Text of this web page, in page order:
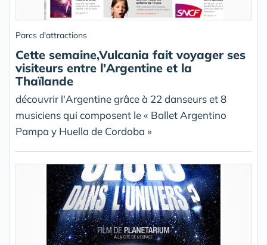
Parcs d'attractions
Cette semaine,Vulcania fait voyager ses
visiteurs entre l'Argentine et la
Thaïlande
découvrir l'Argentine grâce à 22 danseurs et 8
musiciens qui composent le « Ballet Argentino
Pampa y Huella de Cordoba »